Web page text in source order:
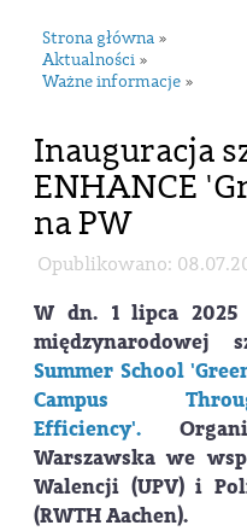
Strona główna »
Aktualności »
Ważne informacje »
Inauguracja
ENHANCE
na PW
Opublikowano:
W dn. 1 lipca 2025
międzynarodowej
Summer School
Campus
Efficiency'.
Warszawska we
Walencji (UPV) i
(RWTH Aachen).